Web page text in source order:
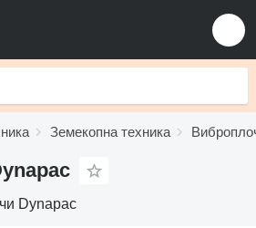
Земекопна техника
Dynapac